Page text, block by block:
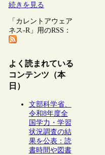
続きを見る
「カレントアウェア
ネス-R」用のRSS：
よく読まれている
コンテンツ（本
日）
文部科学省、
令和8年度全
国学力・学習
状況調査の結
果を公表：読
書時間や図書